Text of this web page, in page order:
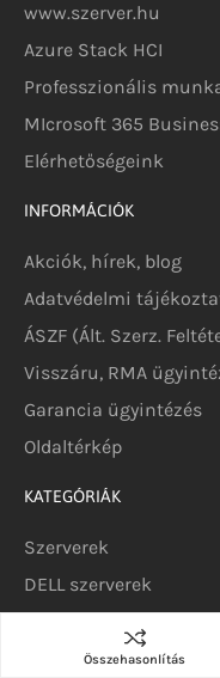
www.szerver.hu
Azure Stack HCI
Professzionális
MIcrosoft 365
Elérhetőségeink
INFORMÁCIÓK
Akciók, hírek, blog
Adatvédelmi
ÁSZF (Ált. Szerz.
Visszáru, RMA
Garancia ügyintézés
Oldaltérkép
KATEGÓRIÁK
Szerverek
DELL szerverek
DELL alkatrészek
Összehasonlítás